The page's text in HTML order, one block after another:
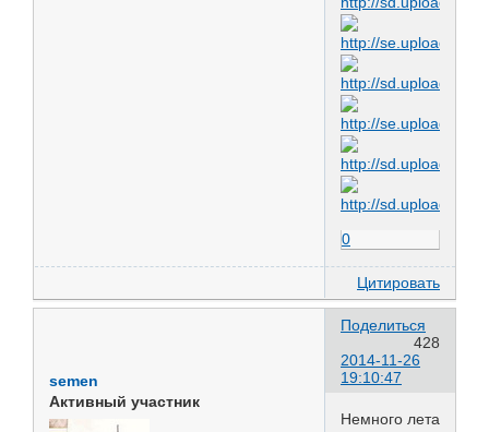
0
Цитировать
Поделиться
428
2014-11-26
19:10:47
semen
Активный участник
Немного лета